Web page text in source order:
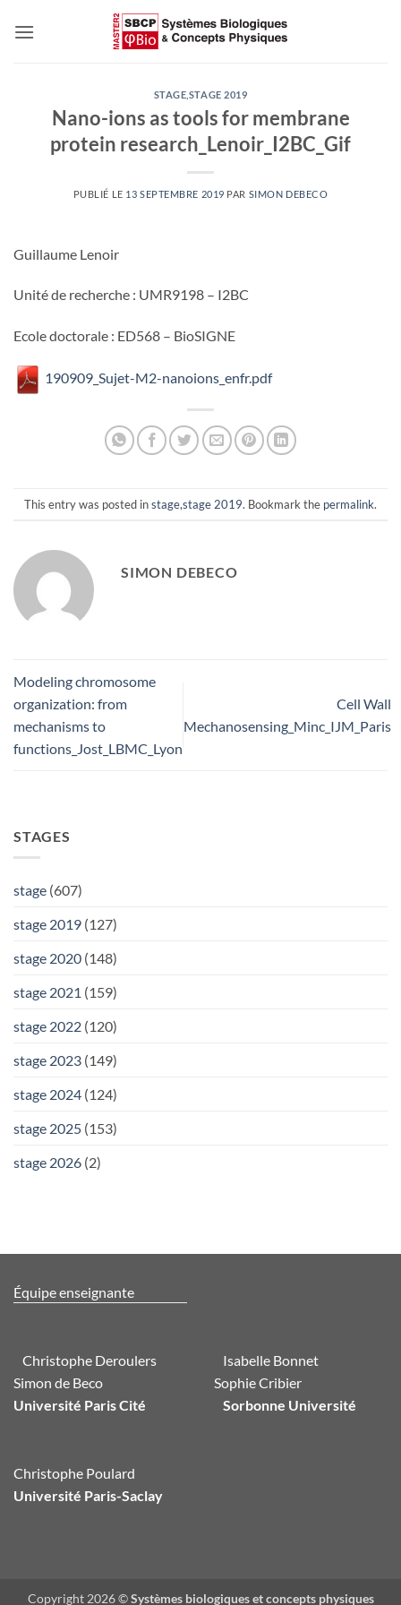
STAGE STAGE 2019
Nano-ions as tools for membrane
protein research_Lenoir_I2BC_Gif
PUBLIÉ LE 13 SEPTEMBRE 2019 PAR SIMON DEBECO
Guillaume Lenoir
Unité de recherche : UMR9198 – I2BC
Ecole doctorale : ED568 – BioSIGNE
190909_Sujet-M2-nanoions_enfr.pdf
This entry was posted instage,stage 2019. Bookmark the permalink.
SIMON DEBECO
Modeling chromosome
organization: from
mechanisms to
functions_Jost_LBMC_Lyon
Cell Wall
Mechanosensing_Minc_IJM_Paris
STAGES
stage (607)
stage 2019 (127)
stage 2020 (148)
stage 2021 (159)
stage 2022 (120)
stage 2023 (149)
stage 2024 (124)
stage 2025 (153)
stage 2026 (2)
Équipe enseignante
Christophe Deroulers
Simon de Beco
Université Paris Cité
Isabelle Bonnet
Sophie Cribier
Sorbonne Université
Christophe Poulard
Université Paris-Saclay
Copyright 2026 ©Systèmes biologiques et concepts physiques